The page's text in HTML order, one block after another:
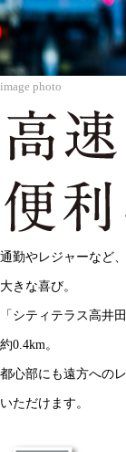
image photo
通勤やレジャーなど、
大きな喜び。
「シティテラス高井田
約0.4km。
都心部にも遠方への
いただけます。